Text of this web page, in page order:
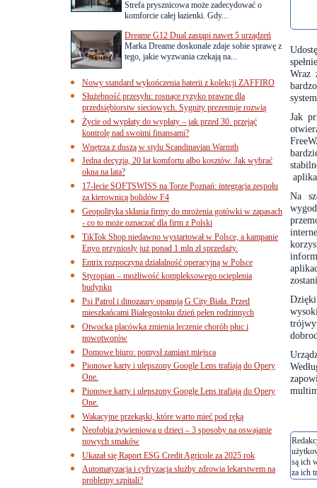
Wraz
Jak
Na
są ich
za ich
Strefa prysznicowa może zadecydować o
komforcie całej łazienki. Gdy...
Dreame G12 Dual zastąpi nawet 5 urządzeń
Marka Dreame doskonale zdaje sobie sprawę z
tego, jakie wyzwania czekają na...
Nowy standard wykończenia baterii z kolekcji ZAFFIRO
Służebność przesyłu: rosnące ryzyko prawne dla
przedsiębiorstw sieciowych. Sygnity prezentuje rozwią
Życie od wypłaty do wypłaty – jak przed 30. przejąć
kontrolę nad swoimi finansami?
Wnętrza z duszą w stylu Scandinavian Warmth
Jedna decyzja, 20 lat komfortu albo kosztów. Jak wybrać
okna na lata?
17-lecie SOFTSWISS na Torze Poznań: integracja zespołu
za kierownicą bolidów F4
Geopolityka skłania firmy do mrożenia gotówki w zapasach
- co to może oznaczać dla firm z Polski
TikTok Shop niedawno wystartował w Polsce, a kampanie
Enyo przyniosły już ponad 1 mln zł sprzedaży.
Entrix rozpoczyna działalność operacyjną w Polsce
Styropian – możliwość kompleksowego ocieplenia
budynku
Psi Patrol i dinozaury opanują G City Biała. Przed
mieszkańcami Białegostoku dzień pełen rodzinnych
Otwocka placówka zmienia leczenie chorób płuc i
nowotworów
Domowe biuro: pomysł zamiast miejsca
Pionowe karty i ulepszony Google Lens trafiają do Opery
One.
Pionowe karty i ulepszony Google Lens trafiają do Opery
One.
Wakacyjne przekąski, które warto mieć pod ręką
Neofobia żywieniowa u dzieci – 3 sposoby na oswajanie
nowych smaków
Ukazał się Raport ESG Credit Agricole za 2025 rok
Automatyzacja i cyfryzacja służby zdrowia lekarstwem na
problemy szpitali?